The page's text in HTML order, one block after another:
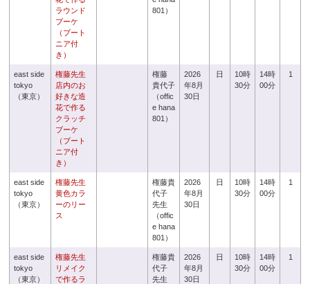
ラウンド
ブーケ
（ブート
ニア付
き）
801）
east side
tokyo
（東京）
権藤先生
店内のお
好きな造
花で作る
クラッチ
ブーケ
（ブート
ニア付
き）
権藤
貴代子
（offic
e hana
801）
2026
年8月
30日
日
10時
30分
14時
00分
1
east side
tokyo
（東京）
権藤先生
黄色カラ
ーのリー
ス
権藤貴
代子
先生
（offic
e hana
801）
2026
年8月
30日
日
10時
30分
14時
00分
1
east side
tokyo
（東京）
権藤先生
リメイク
で作るラ
権藤貴
代子
先生
2026
年8月
30日
日
10時
30分
14時
00分
1